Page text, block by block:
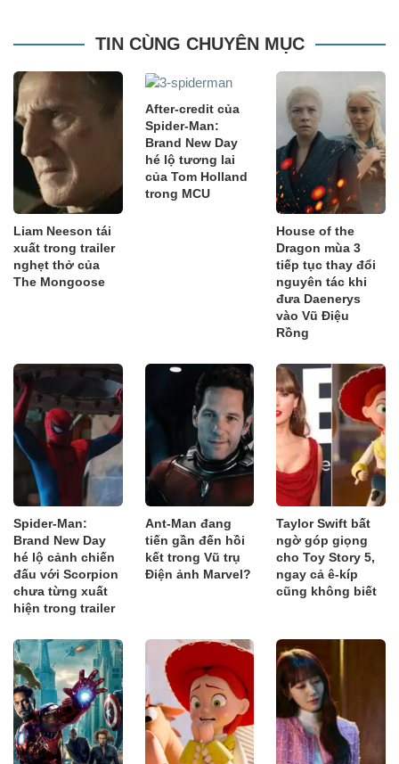
TIN CÙNG CHUYÊN MỤC
Liam Neeson tái
xuất trong trailer
nghẹt thở của
The Mongoose
After-credit của
Spider-Man:
Brand New Day
hé lộ tương lai
của Tom Holland
trong MCU
House of the
Dragon mùa 3
tiếp tục thay đổi
nguyên tác khi
đưa Daenerys
vào Vũ Điệu
Rồng
Spider-Man:
Brand New Day
hé lộ cảnh chiến
đấu với Scorpion
chưa từng xuất
hiện trong trailer
Ant-Man đang
tiến gần đến hồi
kết trong Vũ trụ
Điện ảnh Marvel?
Taylor Swift bất
ngờ góp giọng
cho Toy Story 5,
ngay cả ê-kíp
cũng không biết